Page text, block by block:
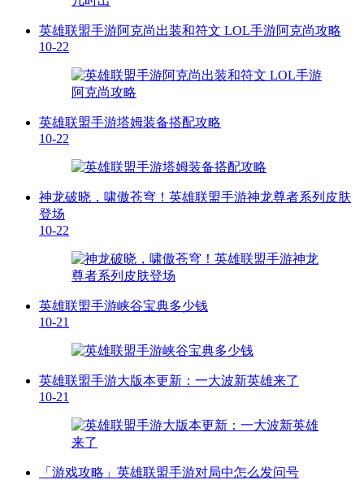
英雄联盟手游阿克尚出装和符文 LOL手游阿克尚攻略
10-22
英雄联盟手游塔姆装备搭配攻略
10-22
神龙破晓，啸傲苍穹！英雄联盟手游神龙尊者系列皮肤
登场
10-22
英雄联盟手游峡谷宝典多少钱
10-21
英雄联盟手游大版本更新：一大波新英雄来了
10-21
「游戏攻略」英雄联盟手游对局中怎么发问号